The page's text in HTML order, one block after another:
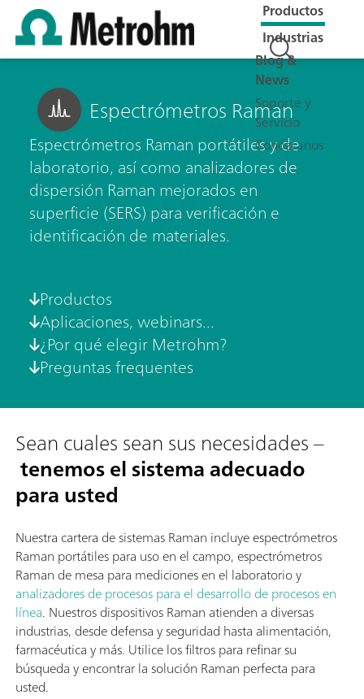
Productos
Industrias
Blog &
News
Soporte y
Servicio
Conózcanos
Espectrómetros Raman
Espectrómetros Raman portátiles y de
laboratorio, así como analizadores de
dispersión Raman mejorados en
superficie (SERS) para verificación e
identificación de materiales.
Productos
Aplicaciones, webinars...
¿Por qué elegir Metrohm?
Preguntas frequentes
Sean cuales sean sus necesidades –
tenemos el sistema adecuado
para usted
Nuestra cartera de sistemas Raman incluye espectrómetros
Raman portátiles para uso en el campo, espectrómetros
Raman de mesa para mediciones en el laboratorio y
analizadores de procesos para el desarrollo de procesos en
línea. Nuestros dispositivos Raman atienden a diversas
industrias, desde defensa y seguridad hasta alimentación,
farmacéutica y más. Utilice los filtros para refinar su
búsqueda y encontrar la solución Raman perfecta para
usted.